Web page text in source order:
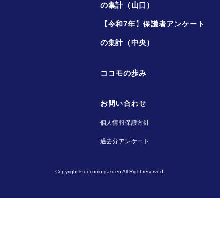
の集計（山口）
【令和7年】保護者アンケート
の集計（中央）
ココモの歩み
お問い合わせ
個人情報保護方針
過去分アンケート
Copyright © cocomo gakuen All Right reserved.